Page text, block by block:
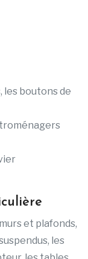
les boutons de
et plafonds,
les